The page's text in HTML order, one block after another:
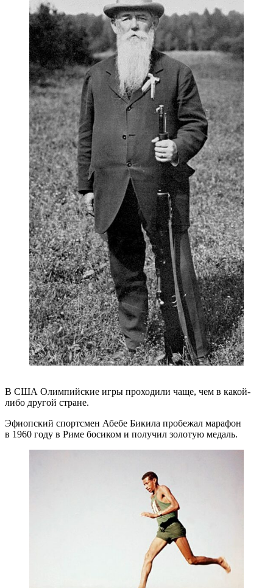
В США Олимпийские игры проходили чаще, чем в какой-
либо другой стране.
Эфиопский спортсмен Абебе Бикила пробежал марафон
в 1960 году в Риме босиком и получил золотую медаль.